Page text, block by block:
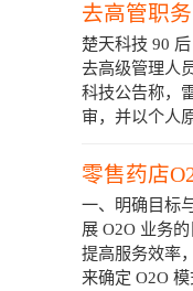
去高管职务
楚天科技 90
去高级管理人
科技公告称，
审，并以个人
零售药店
一、明确目标
展 O2O 业务
提高服务效率
来确定 O2O